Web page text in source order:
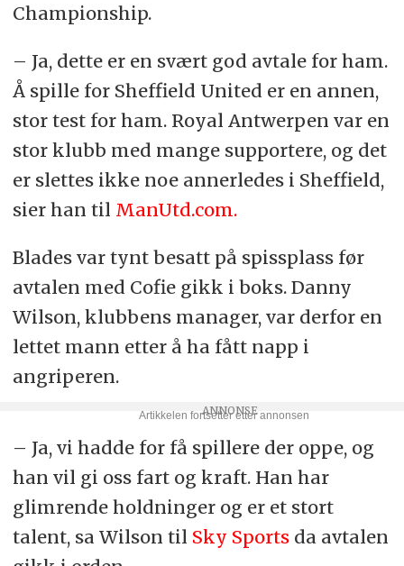
Championship.
– Ja, dette er en svært god avtale for ham.
Å spille for Sheffield United er en annen,
stor test for ham. Royal Antwerpen var en
stor klubb med mange supportere, og det
er slettes ikke noe annerledes i Sheffield,
sier han til ManUtd.com.
Blades var tynt besatt på spissplass før
avtalen med Cofie gikk i boks. Danny
Wilson, klubbens manager, var derfor en
lettet mann etter å ha fått napp i
angriperen.
– Ja, vi hadde for få spillere der oppe, og
han vil gi oss fart og kraft. Han har
glimrende holdninger og er et stort
talent, sa Wilson til Sky Sportsda avtalen